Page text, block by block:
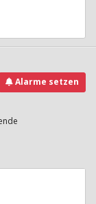
Alarme setzen